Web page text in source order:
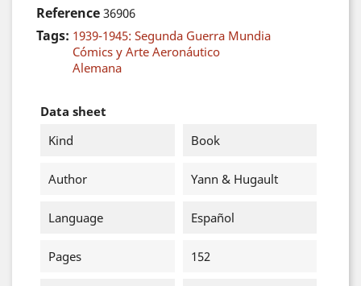
Reference 36906
Tags: 1939-1945: Segunda Guerra Mundia
Cómics y Arte Aeronáutico
Alemana
Data sheet
Kind
Book
Author Yann & Hugault
Language Español
Pages 152